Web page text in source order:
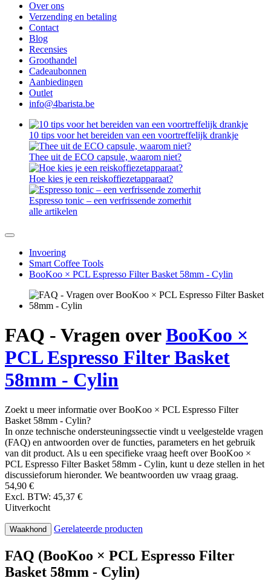
Over ons
Verzending en betaling
Contact
Blog
Recensies
Groothandel
Cadeaubonnen
Aanbiedingen
Outlet
info@4barista.be
10 tips voor het bereiden van een voortreffelijk drankje
Thee uit de ECO capsule, waarom niet?
Hoe kies je een reiskoffiezetapparaat?
Espresso tonic – een verfrissende zomerhit
alle artikelen
Invoering
Smart Coffee Tools
BooKoo × PCL Espresso Filter Basket 58mm - Cylin
FAQ - Vragen overBooKoo ×
PCL Espresso Filter Basket
58mm - Cylin
Zoekt u meer informatie over BooKoo × PCL Espresso Filter
Basket 58mm - Cylin?
In onze technische ondersteuningssectie vindt u veelgestelde vragen
(FAQ) en antwoorden over de functies, parameters en het gebruik
van dit product. Als u een specifieke vraag heeft over BooKoo ×
PCL Espresso Filter Basket 58mm - Cylin, kunt u deze stellen in het
discussieforum hieronder. We beantwoorden uw vraag graag.
54,90 €
Excl. BTW: 45,37 €
Uitverkocht
Waakhond Gerelateerde producten
FAQ (BooKoo × PCL Espresso Filter
Basket 58mm - Cylin)